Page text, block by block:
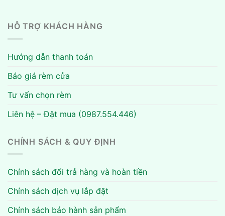
HỖ TRỢ KHÁCH HÀNG
Hướng dẫn thanh toán
Báo giá rèm cửa
Tư vấn chọn rèm
Liên hệ – Đặt mua (0987.554.446)
CHÍNH SÁCH & QUY ĐỊNH
Chính sách đổi trả hàng và hoàn tiền
Chính sách dịch vụ lắp đặt
Chính sách bảo hành sản phẩm